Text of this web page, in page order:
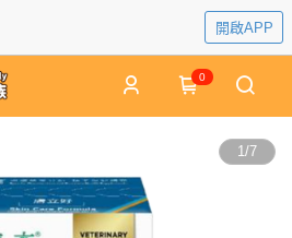
開啟APP
0
1/7